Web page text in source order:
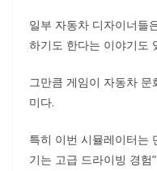
일부 자동차 디자이너들
하기도 한다는 이야기도
그만큼 게임이 자동차
미다.
특히 이번 시뮬레이터는
기는 고급 드라이빙 경험